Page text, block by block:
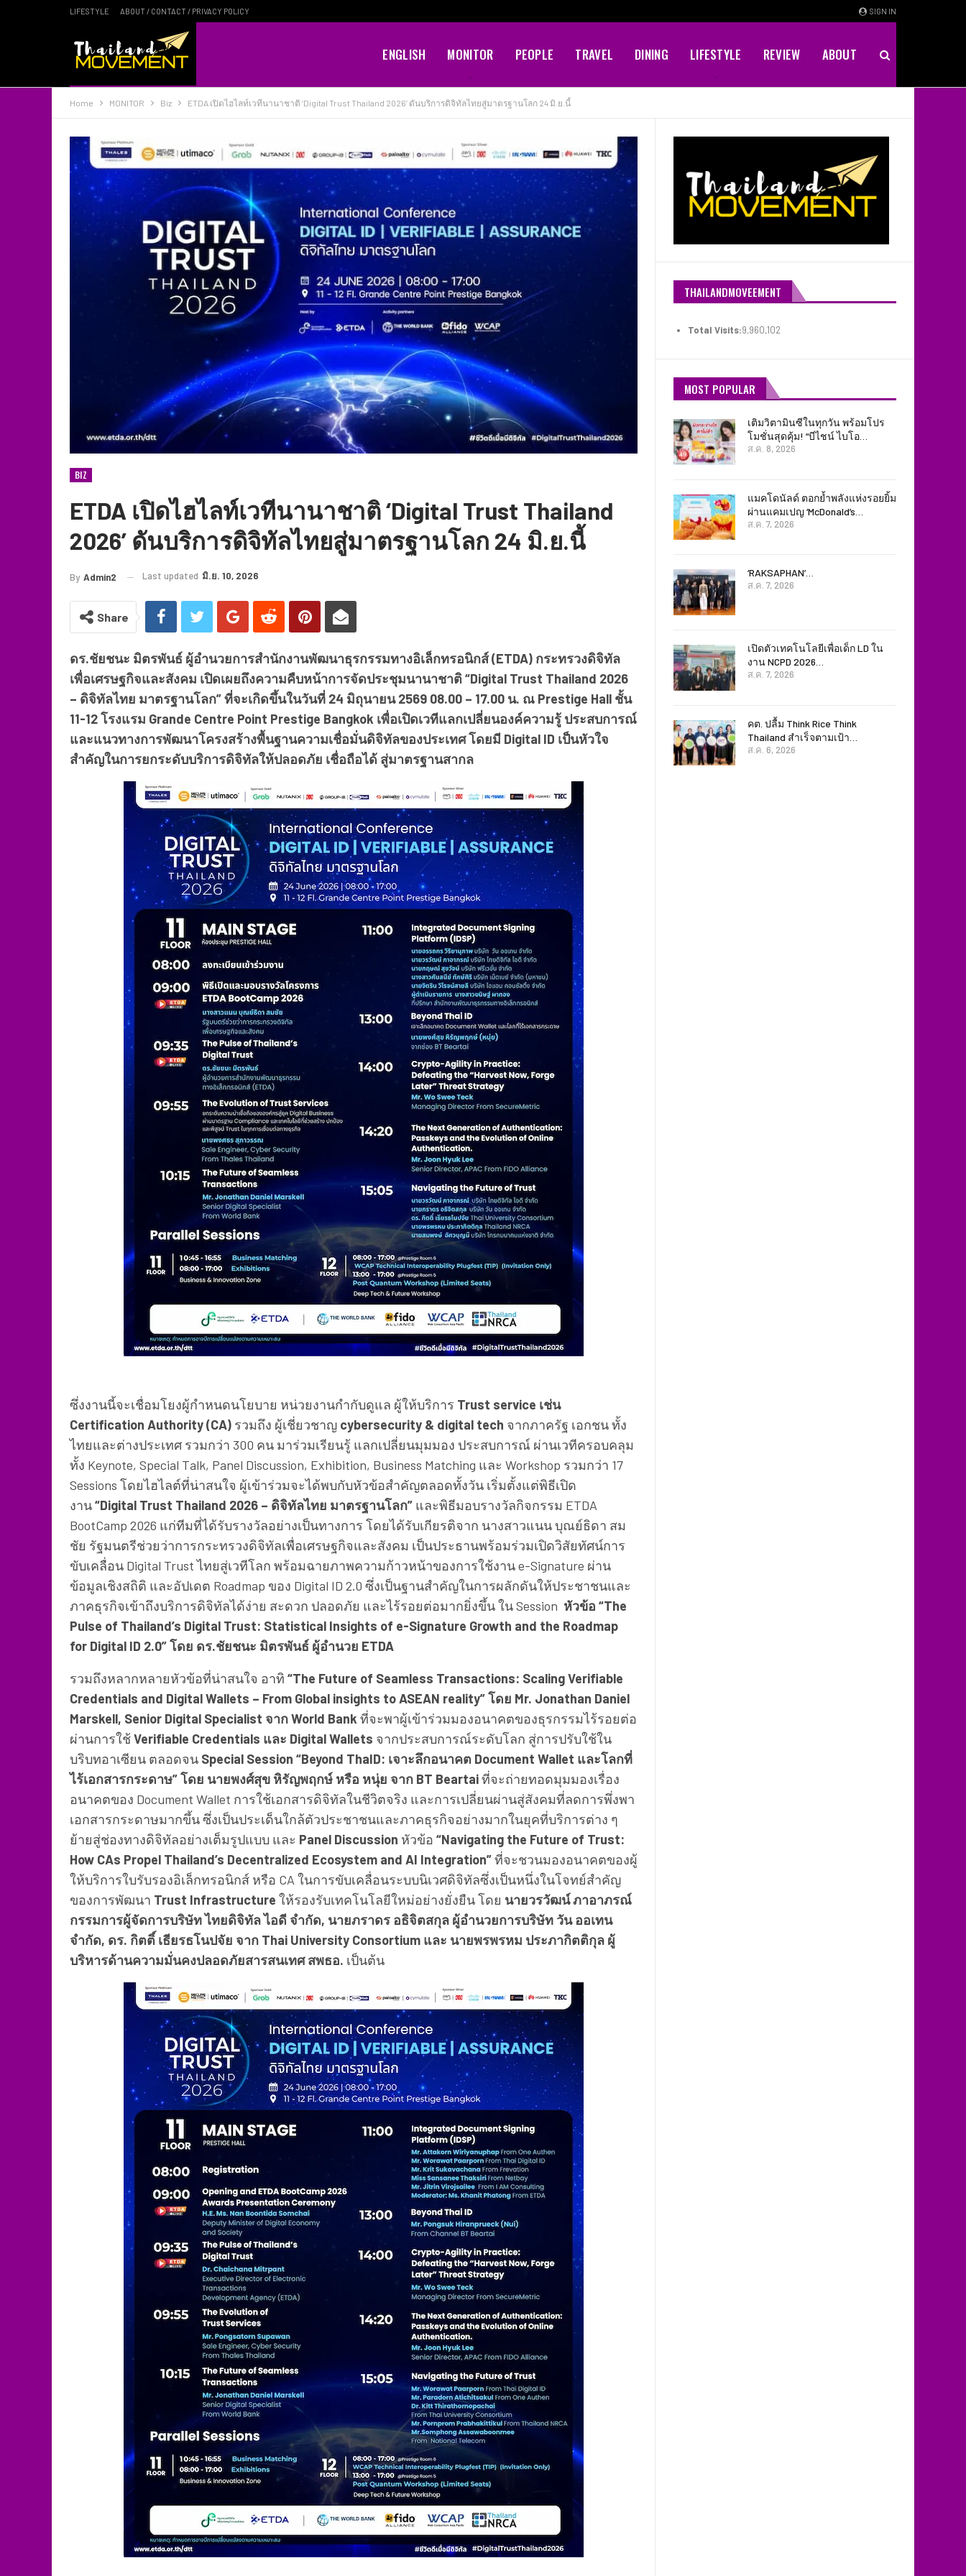
SIGN IN
LIFESTYLE ABOUT / CONTACT / PRIVACY POLICY
ENGLISH MONITOR PEOPLE TRAVEL DINING LIFESTYLE REVIEW ABOUT
Home MONITOR Biz ETDA เปิดไฮไลท์เวทีนานาชาติ ‘Digital Trust Thailand 2026’ ดันบริการดิจิทัลไทยสู่มาตรฐานโลก 24 มิ.ย.นี้
BIZ
ETDA เปิดไฮไลท์เวทีนานาชาติ ‘Digital Trust Thailand
2026’ ดันบริการดิจิทัลไทยสู่มาตรฐานโลก 24 มิ.ย.นี้
By Admin2 Last updated มิ.ย. 10, 2026
Share
ดร.ชัยชนะ มิตรพันธ์ ผู้อำนวยการสำนักงานพัฒนาธุรกรรมทางอิเล็กทรอนิกส์ (ETDA) กระทรวงดิจิทัล
เพื่อเศรษฐกิจและสังคม เปิดเผยถึงความคืบหน้าการจัดประชุมนานาชาติ “Digital Trust Thailand 2026
– ดิจิทัลไทย มาตรฐานโลก” ที่จะเกิดขึ้นในวันที่ 24 มิถุนายน 2569 08.00 – 17.00 น. ณ Prestige Hall ชั้น
11-12 โรงแรม Grande Centre Point Prestige Bangkok เพื่อเปิดเวทีแลกเปลี่ยนองค์ความรู้ ประสบการณ์
และแนวทางการพัฒนาโครงสร้างพื้นฐานความเชื่อมั่นดิจิทัลของประเทศ โดยมี Digital ID เป็นหัวใจ
สำคัญในการยกระดับบริการดิจิทัลให้ปลอดภัย เชื่อถือได้ สู่มาตรฐานสากล
ซึ่งงานนี้จะเชื่อมโยงผู้กำหนดนโยบาย หน่วยงานกำกับดูแล ผู้ให้บริการ Trust service เช่น
Certification Authority (CA) รวมถึง ผู้เชี่ยวชาญ cybersecurity & digital tech จากภาครัฐ เอกชน ทั้ง
ไทยและต่างประเทศ รวมกว่า 300 คน มาร่วมเรียนรู้ แลกเปลี่ยนมุมมอง ประสบการณ์ ผ่านเวทีครอบคลุม
ทั้ง Keynote, Special Talk, Panel Discussion, Exhibition, Business Matching และ Workshop รวมกว่า 17
Sessions โดยไฮไลต์ที่น่าสนใจ ผู้เข้าร่วมจะได้พบกับหัวข้อสำคัญตลอดทั้งวัน เริ่มตั้งแต่พิธีเปิด
งาน“Digital Trust Thailand 2026 – ดิจิทัลไทย มาตรฐานโลก” และพิธีมอบรางวัลกิจกรรม ETDA
BootCamp 2026 แก่ทีมที่ได้รับรางวัลอย่างเป็นทางการ โดยได้รับเกียรติจาก นางสาวแนน บุณย์ธิดา สม
ชัย รัฐมนตรีช่วยว่าการกระทรวงดิจิทัลเพื่อเศรษฐกิจและสังคม เป็นประธานพร้อมร่วมเปิดวิสัยทัศน์การ
ขับเคลื่อน Digital Trust ไทยสู่เวทีโลก พร้อมฉายภาพความก้าวหน้าของการใช้งาน e-Signature ผ่าน
ข้อมูลเชิงสถิติ และอัปเดต Roadmap ของ Digital ID 2.0 ซึ่งเป็นฐานสำคัญในการผลักดันให้ประชาชนและ
ภาคธุรกิจเข้าถึงบริการดิจิทัลได้ง่าย สะดวก ปลอดภัย และไร้รอยต่อมากยิ่งขึ้น ใน Session หัวข้อ “The
Pulse of Thailand’s Digital Trust: Statistical Insights of e-Signature Growth and the Roadmap
for Digital ID 2.0” โดย ดร.ชัยชนะ มิตรพันธ์ ผู้อำนวย ETDA
รวมถึงหลากหลายหัวข้อที่น่าสนใจ อาทิ “The Future of Seamless Transactions: Scaling Verifiable
Credentials and Digital Wallets – From Global insights to ASEAN reality” โดย Mr. Jonathan Daniel
Marskell, Senior Digital Specialist จาก World Bank ที่จะพาผู้เข้าร่วมมองอนาคตของธุรกรรมไร้รอยต่อ
ผ่านการใช้Verifiable Credentials และ Digital Wallets จากประสบการณ์ระดับโลก สู่การปรับใช้ใน
บริบทอาเซียน ตลอดจน Special Session “Beyond ThaID: เจาะลึกอนาคต Document Wallet และโลกที่
ไร้เอกสารกระดาษ” โดย นายพงศ์สุข หิรัญพฤกษ์ หรือ หนุ่ย จาก BT Beartaiที่จะถ่ายทอดมุมมองเรื่อง
อนาคตของ Document Wallet การใช้เอกสารดิจิทัลในชีวิตจริง และการเปลี่ยนผ่านสู่สังคมที่ลดการพึ่งพา
เอกสารกระดาษมากขึ้น ซึ่งเป็นประเด็นใกล้ตัวประชาชนและภาคธุรกิจอย่างมากในยุคที่บริการต่าง ๆ
ย้ายสู่ช่องทางดิจิทัลอย่างเต็มรูปแบบ และ Panel Discussion หัวข้อ “Navigating the Future of Trust:
How CAs Propel Thailand’s Decentralized Ecosystem and AI Integration”ที่จะชวนมองอนาคตของผู้
ให้บริการใบรับรองอิเล็กทรอนิกส์ หรือ CA ในการขับเคลื่อนระบบนิเวศดิจิทัลซึ่งเป็นหนึ่งในโจทย์สำคัญ
ของการพัฒนา Trust Infrastructure ให้รองรับเทคโนโลยีใหม่อย่างยั่งยืน โดย นายวรวัฒน์ ภาอาภรณ์
กรรมการผู้จัดการบริษัท ไทยดิจิทัล ไอดี จำกัด, นายภราดร อธิจิตสกุล ผู้อำนวยการบริษัท วัน ออเทน
จำกัด, ดร. กิตติ์ เธียรธโนปจัย จาก Thai University Consortium และ นายพรพรหม ประภากิตติกุล ผู้
บริหารด้านความมั่นคงปลอดภัยสารสนเทศ สพธอ. เป็นต้น
THAILANDMOVEEMENT
Total Visits:9,960,102
MOST POPULAR
เติมวิตามินซีในทุกวัน พร้อมโปร
โมชั่นสุดคุ้ม! “บีไชน์ ไบโอ…
ส.ค. 8, 2026
แมคโดนัลด์ ตอกย้ำพลังแห่งรอยยิ้ม
ผ่านแคมเปญ ‘McDonald’s…
ส.ค. 7, 2026
‘RAKSAPHAN’…
ส.ค. 7, 2026
เปิดตัวเทคโนโลยีเพื่อเด็ก LD ใน
งาน NCPD 2026…
ส.ค. 7, 2026
คต. ปลื้ม Think Rice Think
Thailand สำเร็จตามเป้า…
ส.ค. 6, 2026